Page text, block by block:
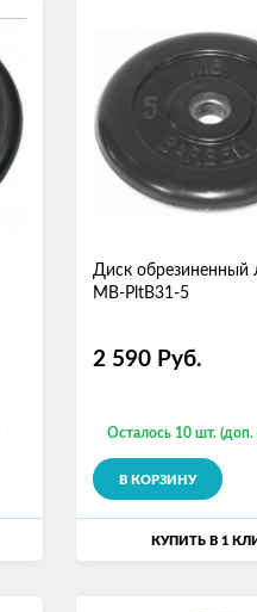
Диск обрезиненный
MB-PltB31-5
2 590 Руб.
Осталось 10 шт. (доп.
В КОРЗИНУ
КУПИТЬ В 1